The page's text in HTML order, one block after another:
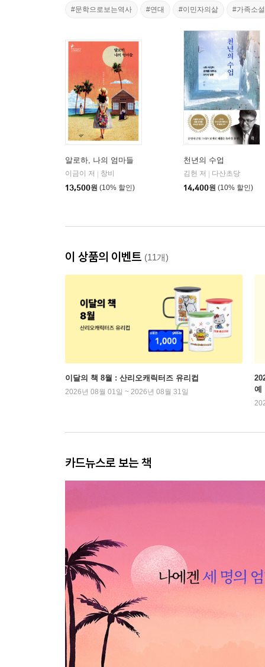
#문학으로보는역사 #연대 #이민자의삶 #가족소설
알로하, 나의 엄마들
이금이 저
창비
13,500원 (10% 할인)
천년의 수업
김헌 저
다산초당
14,400원 (10% 할인)
이 상품의 이벤트 (11개)
이달의 책 8월 : 산리오캐릭터즈 유리컵
2026년 08월 01일 ~ 2026년 08월 31일
예
카드뉴스로 보는 책